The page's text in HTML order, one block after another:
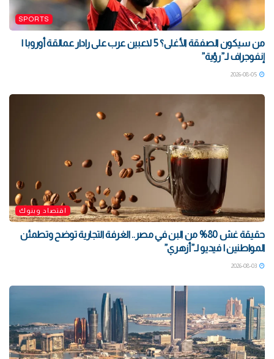
SPORTS
من سيكون الصفقة الأغلى؟ 5 لاعبين عرب على رادار عمالقة أوروبا |
إنفوجراف لـ”رؤية”
اقتصاد وبنوك
حقيقة غش 80% من البن في مصر.. الغرفة التجارية توضح وتطمئن
المواطنين | فيديو لـ”أزهري”